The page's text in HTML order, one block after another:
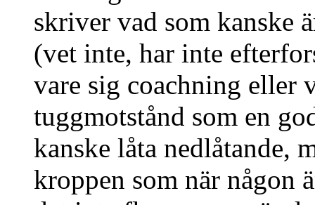
skriver vad som kanske
(vet inte, har inte
vare sig coachning
tuggmotstånd som en
kanske låta nedlåtande,
kroppen som när någon